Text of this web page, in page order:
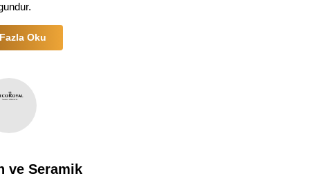
Oku
ve Seramik